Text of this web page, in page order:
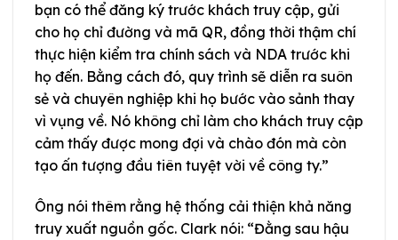
bạn có thể đăng ký trước khách truy cập, gửi
cho họ chỉ đường và mã QR, đồng thời thậm chí
thực hiện kiểm tra chính sách và NDA trước khi
họ đến. Bằng cách đó, quy trình sẽ diễn ra suôn
sẻ và chuyên nghiệp khi họ bước vào sảnh thay
vì vụng về. Nó không chỉ làm cho khách truy cập
cảm thấy được mong đợi và chào đón mà còn
tạo ấn tượng đầu tiên tuyệt vời về công ty.”
Ông nói thêm rằng hệ thống cải thiện khả năng
truy xuất nguồn gốc. Clark nói: “Đằng sau hậu